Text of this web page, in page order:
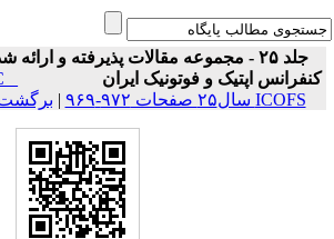
جلد ۲۵ - مجموعه مقالات پذیرفته و
کنفرانس اپتیک و فوتونیک ایران
_
ICOFS سال۲۵ صفحات ۹۷۲-۹۶۹
|برگشت